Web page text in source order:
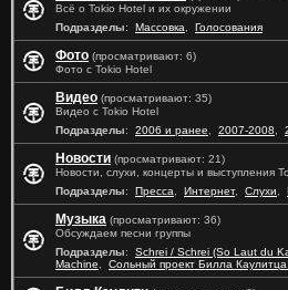
Всё о Tokio Hotel и их окружении
Подразделы: Массовка Голосования
Фото (просматривают: 6)
Фото с Tokio Hotel
Видео (просматривают: 35)
Видео с Tokio Hotel
Подразделы: 2006 и ранее 2007-2008
Новости (просматривают: 21)
Новости, слухи, концерты и выступления
Подразделы: Пресса Интернет, Слухи
Музыка (просматривают: 36)
Обсуждаем песни группы
Подразделы: Schrei / Schrei (So Laut du
Machine
Сольный проект Билла